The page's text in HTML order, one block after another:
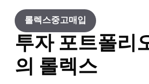
롤렉스중고매입
투자 포트폴리
의 롤렉스